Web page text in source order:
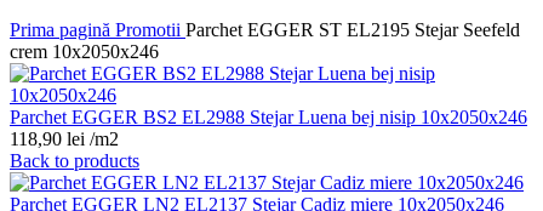
Prima pagină Promotii Parchet EGGER ST EL2195 Stejar Seefeld
crem 10x2050x246
Parchet EGGER BS2 EL2988 Stejar Luena bej nisip 10x2050x246
118,90 lei /m2
Back to products
Parchet EGGER LN2 EL2137 Stejar Cadiz miere 10x2050x246